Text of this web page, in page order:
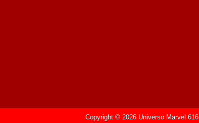
Copyright © 2026 Universo Marvel 616